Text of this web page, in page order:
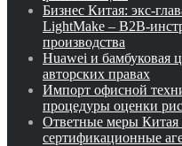
Бизнес Китая: экс-
LightMake – B2B-
производства
Huawei и бамбуковая
авторских правах
Импорт офисной
процедуры оценки
Ответные меры Китая
сертификационные